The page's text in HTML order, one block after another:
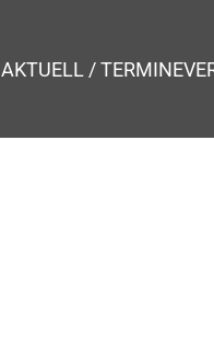
AKTUELL / TERMINE